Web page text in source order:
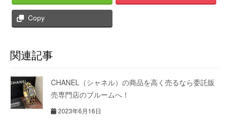
Copy
関連記事
CHANEL（シャネル）の商品を高く売るなら委託販
売専門店のブルームへ！
2023年6月16日